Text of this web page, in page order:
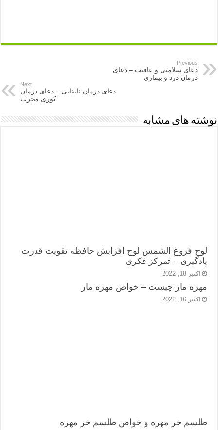
Previous
دعای سلامتی و عافیت – دعای
درمان درد و بیماری
Next
دعای درمان نابینایی – دعای درمان
کوری مجرب
نوشته های مشابه
لوح فروغ الشمس لوح افزایش حافظه تقویت قدرت
یادگیری – تمرکز فکری
اکتبر 18, 2022
مهره مار چیست – خواص مهره مار
اکتبر 16, 2022
طلسم خر مهره و خواص طلسم خر مهره